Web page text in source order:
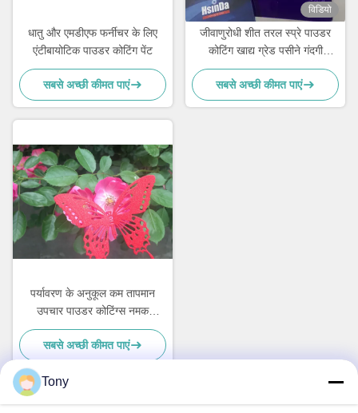
धातु और एमडीएफ फर्नीचर के लिए
एंटीबायोटिक पाउडर कोटिंग पेंट
सबसे अच्छी कीमत पाएं
विडियो
जीवाणुरोधी शीत तरल स्प्रे पाउडर
कोटिंग खाद्य ग्रेड पसीने गंदगी
प्रतिरोधी
सबसे अच्छी कीमत पाएं
पर्यावरण के अनुकूल कम तापमान
उपचार पाउडर कोटिंग्स नमक
छिड़काव प्रतिरोध
सबसे अच्छी कीमत पाएं
Tony